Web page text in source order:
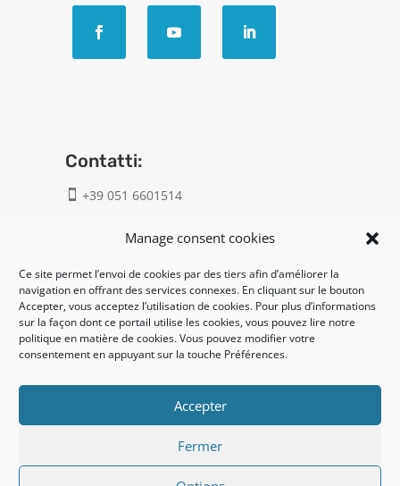
Manage consent cookies
Ce site permet l’envoi de cookies par des tiers afin d’améliorer la
navigation en offrant des services connexes. En cliquant sur le bouton
Accepter, vous acceptez l’utilisation de cookies. Pour plus d’informations
sur la façon dont ce portail utilise les cookies, vous pouvez lire notre
politique en matière de cookies. Vous pouvez modifier votre
consentement en appuyant sur la touche Préférences.
Accepter
Fermer
Contatti:
 +39 051 6601514
info@geatech.it
UNI EN ISO 9001: 2015
Legal:
Privacy policy
UNI EN ISO 14001: 2015